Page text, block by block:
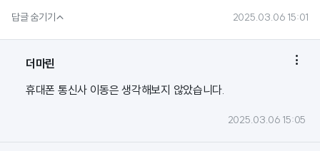
답글 숨기기 2025.03.06 15:01
더마린 
휴대폰 통신사 이동은 생각해보지 않았습니다.
2025.03.06 15:05